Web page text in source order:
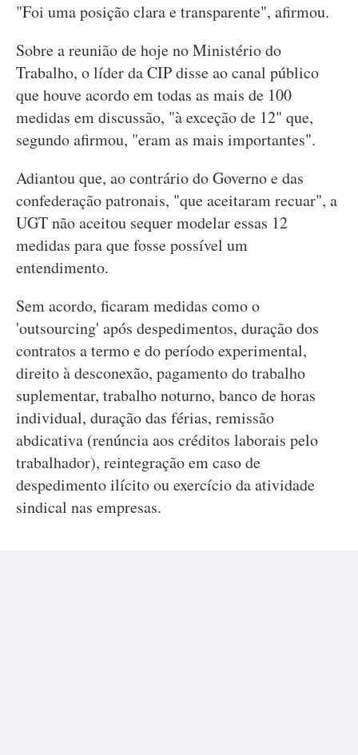
"Foi uma posição clara e transparente", afirmou.
Sobre a reunião de hoje no Ministério do
Trabalho, o líder da CIP disse ao canal público
que houve acordo em todas as mais de 100
medidas em discussão, "à exceção de 12" que,
segundo afirmou, "eram as mais importantes".
Adiantou que, ao contrário do Governo e das
confederação patronais, "que aceitaram recuar", a
UGT não aceitou sequer modelar essas 12
medidas para que fosse possível um
entendimento.
Sem acordo, ficaram medidas como o
'outsourcing' após despedimentos, duração dos
contratos a termo e do período experimental,
direito à desconexão, pagamento do trabalho
suplementar, trabalho noturno, banco de horas
individual, duração das férias, remissão
abdicativa (renúncia aos créditos laborais pelo
trabalhador), reintegração em caso de
despedimento ilícito ou exercício da atividade
sindical nas empresas.